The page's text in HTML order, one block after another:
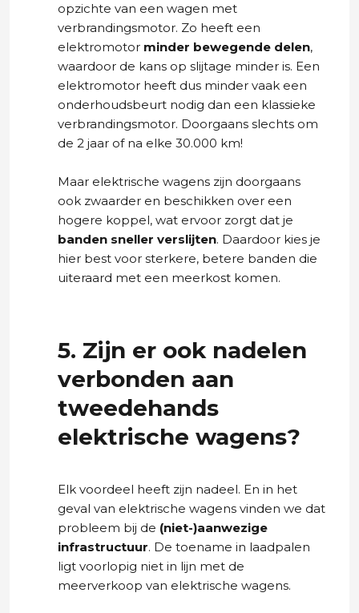
opzichte van een wagen met
verbrandingsmotor. Zo heeft een
elektromotor minder bewegende delen,
waardoor de kans op slijtage minder is. Een
elektromotor heeft dus minder vaak een
onderhoudsbeurt nodig dan een klassieke
verbrandingsmotor. Doorgaans slechts om
de 2 jaar of na elke 30.000 km!
Maar elektrische wagens zijn doorgaans
ook zwaarder en beschikken over een
hogere koppel, wat ervoor zorgt dat je
banden sneller verslijten. Daardoor kies je
hier best voor sterkere, betere banden die
uiteraard met een meerkost komen.
5. Zijn er ook nadelen
verbonden aan
tweedehands
elektrische wagens?
Elk voordeel heeft zijn nadeel. En in het
geval van elektrische wagens vinden we dat
probleem bij de (niet-)aanwezige
infrastructuur. De toename in laadpalen
ligt voorlopig niet in lijn met de
meerverkoop van elektrische wagens.